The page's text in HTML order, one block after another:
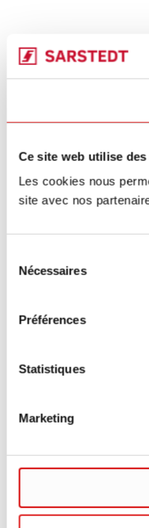
Ce site web utilise
Les cookies nous
site avec nos
Nécessaires
Préférences
Statistiques
Marketing